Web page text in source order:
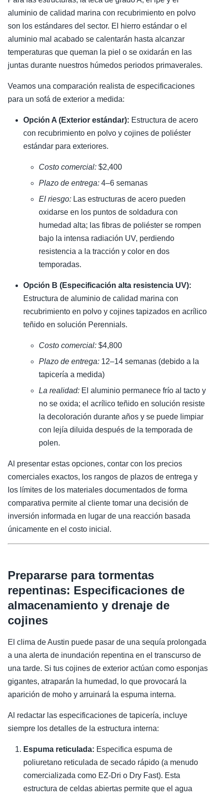
aluminio de calidad marina con recubrimiento en polvo
son los estándares del sector. El hierro estándar o el
aluminio mal acabado se calentarán hasta alcanzar
temperaturas que queman la piel o se oxidarán en las
juntas durante nuestros húmedos periodos primaverales.
Veamos una comparación realista de especificaciones
para un sofá de exterior a medida:
Opción A (Exterior estándar): Estructura de acero
con recubrimiento en polvo y cojines de poliéster
estándar para exteriores.
Costo comercial: $2,400
Plazo de entrega: 4–6 semanas
El riesgo: Las estructuras de acero pueden
oxidarse en los puntos de soldadura con
humedad alta; las fibras de poliéster se rompen
bajo la intensa radiación UV, perdiendo
resistencia a la tracción y color en dos
temporadas.
Opción B (Especificación alta resistencia UV):
Estructura de aluminio de calidad marina con
recubrimiento en polvo y cojines tapizados en acrílico
teñido en solución Perennials.
Costo comercial: $4,800
Plazo de entrega: 12–14 semanas (debido a la
tapicería a medida)
La realidad: El aluminio permanece frío al tacto y
no se oxida; el acrílico teñido en solución resiste
la decoloración durante años y se puede limpiar
con lejía diluida después de la temporada de
polen.
Al presentar estas opciones, contar con los precios
comerciales exactos, los rangos de plazos de entrega y
los límites de los materiales documentados de forma
comparativa permite al cliente tomar una decisión de
inversión informada en lugar de una reacción basada
únicamente en el costo inicial.
Prepararse para tormentas
repentinas: Especificaciones de
almacenamiento y drenaje de
cojines
El clima de Austin puede pasar de una sequía prolongada
a una alerta de inundación repentina en el transcurso de
una tarde. Si tus cojines de exterior actúan como esponjas
gigantes, atraparán la humedad, lo que provocará la
aparición de moho y arruinará la espuma interna.
Al redactar las especificaciones de tapicería, incluye
siempre los detalles de la estructura interna:
Espuma reticulada: Especifica espuma de
poliuretano reticulada de secado rápido (a menudo
comercializada como EZ-Dri o Dry Fast). Esta
estructura de celdas abiertas permite que el agua